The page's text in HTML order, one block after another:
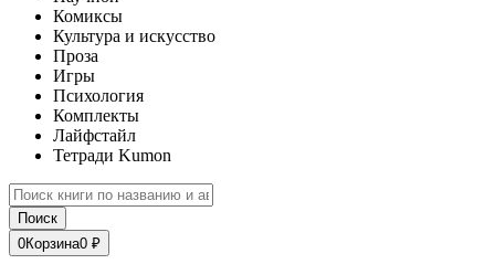
Комиксы
Культура и искусство
Проза
Игры
Психология
Комплекты
Лайфстайл
Тетради Kumon
Поиск
0Корзина0 ₽